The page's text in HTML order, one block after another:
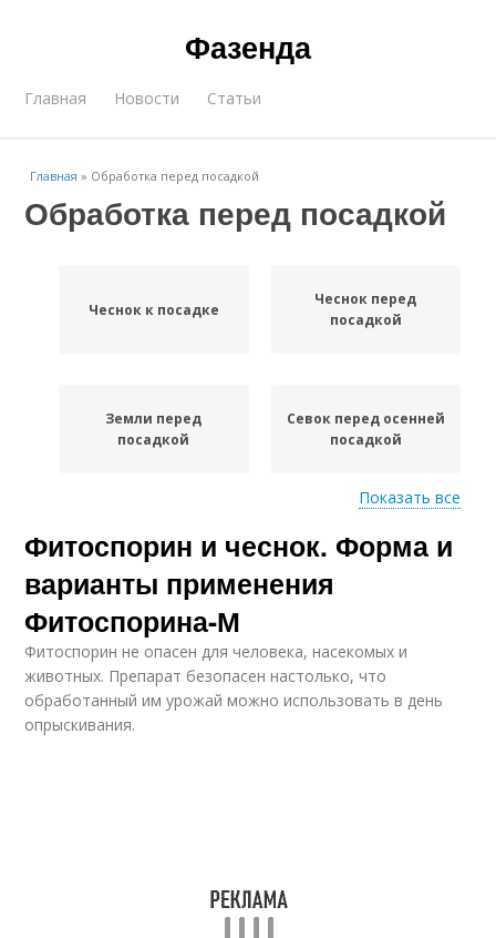
Фазенда
Главная Новости Статьи
Главная » Обработка перед посадкой
Обработка перед посадкой
Чеснок к посадке
Чеснок перед
посадкой
Земли перед
посадкой
Севок перед осенней
посадкой
Севок к посадке
Двухшаговая
обработка
Обработка от
вредителей
Гладиолусы до
посадки
Показать все
Фитоспорин и чеснок. Форма и
варианты применения
Фитоспорина-М
Фитоспорин не опасен для человека, насекомых и
животных. Препарат безопасен настолько, что
обработанный им урожай можно использовать в день
опрыскивания.